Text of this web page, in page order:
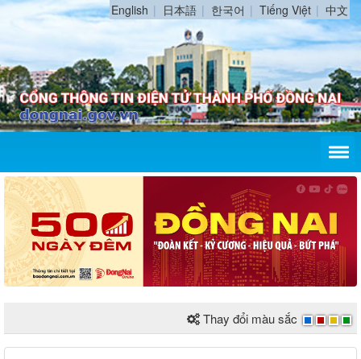
English 日本語 한국어 Tiếng Việt 中文
Thay đổi màu sắc